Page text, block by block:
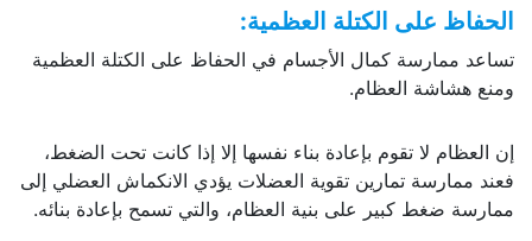
الحفاظ على الكتلة العظمية:
تساعد ممارسة كمال الأجسام في الحفاظ على الكتلة العظمية
ومنع هشاشة العظام.
إن العظام لا تقوم بإعادة بناء نفسها إلا إذا كانت تحت الضغط،
فعند ممارسة تمارين تقوية العضلات يؤدي الانكماش العضلي إلى
ممارسة ضغط كبير على بنية العظام، والتي تسمح بإعادة بنائه.